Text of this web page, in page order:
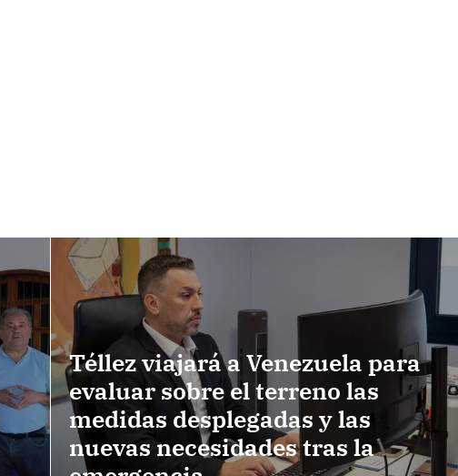
Téllez viajará a Venezuela para
evaluar sobre el terreno las
medidas desplegadas y las
nuevas necesidades tras la